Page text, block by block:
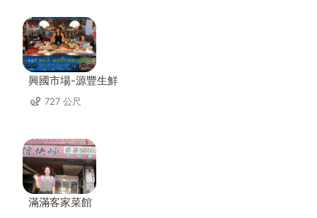
興國市場-源豐生鮮
727 公尺
滿滿客家菜館